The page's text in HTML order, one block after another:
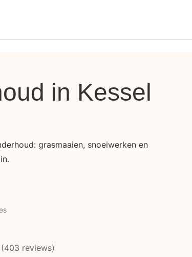
in Kessel
grasmaaien, snoeiwerken en
(403 reviews)